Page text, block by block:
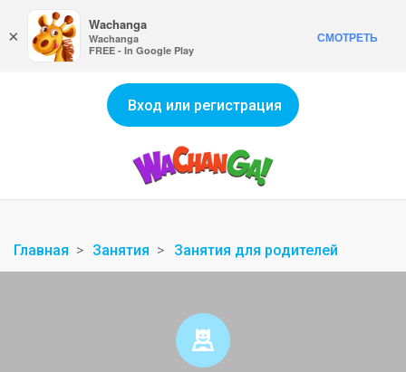
Вход или регистрация
Главная Занятия Занятия для родителей
×
Wachanga
Wachanga
FREE - In Google Play
СМОТРЕТЬ